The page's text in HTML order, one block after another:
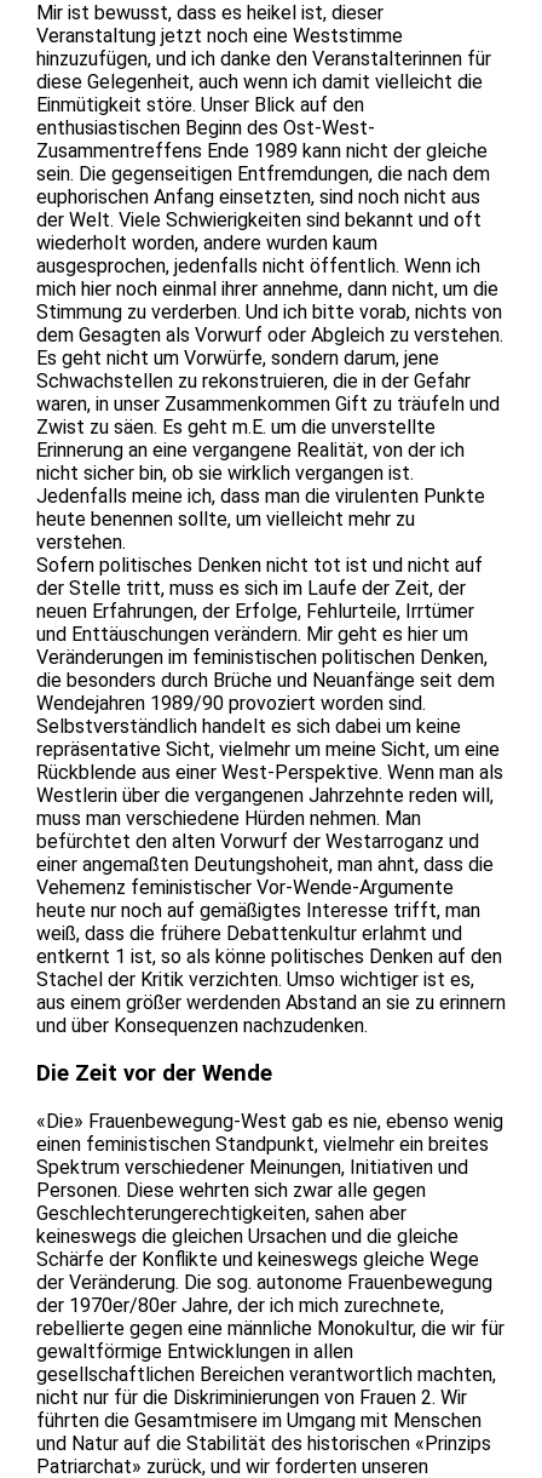
Mir ist bewusst, dass es heikel ist, dieser
Veranstaltung jetzt noch eine Weststimme
hinzuzufügen, und ich danke den Veranstalterinnen für
diese Gelegenheit, auch wenn ich damit vielleicht die
Einmütigkeit störe. Unser Blick auf den
enthusiastischen Beginn des Ost-West-
Zusammentreffens Ende 1989 kann nicht der gleiche
sein. Die gegenseitigen Entfremdungen, die nach dem
euphorischen Anfang einsetzten, sind noch nicht aus
der Welt. Viele Schwierigkeiten sind bekannt und oft
wiederholt worden, andere wurden kaum
ausgesprochen, jedenfalls nicht öffentlich. Wenn ich
mich hier noch einmal ihrer annehme, dann nicht, um die
Stimmung zu verderben. Und ich bitte vorab, nichts von
dem Gesagten als Vorwurf oder Abgleich zu verstehen.
Es geht nicht um Vorwürfe, sondern darum, jene
Schwachstellen zu rekonstruieren, die in der Gefahr
waren, in unser Zusammenkommen Gift zu träufeln und
Zwist zu säen. Es geht m.E. um die unverstellte
Erinnerung an eine vergangene Realität, von der ich
nicht sicher bin, ob sie wirklich vergangen ist.
Jedenfalls meine ich, dass man die virulenten Punkte
heute benennen sollte, um vielleicht mehr zu
verstehen.
Sofern politisches Denken nicht tot ist und nicht auf
der Stelle tritt, muss es sich im Laufe der Zeit, der
neuen Erfahrungen, der Erfolge, Fehlurteile, Irrtümer
und Enttäuschungen verändern. Mir geht es hier um
Veränderungen im feministischen politischen Denken,
die besonders durch Brüche und Neuanfänge seit dem
Wendejahren 1989/90 provoziert worden sind.
Selbstverständlich handelt es sich dabei um keine
repräsentative Sicht, vielmehr um meine Sicht, um eine
Rückblende aus einer West-Perspektive. Wenn man als
Westlerin über die vergangenen Jahrzehnte reden will,
muss man verschiedene Hürden nehmen. Man
befürchtet den alten Vorwurf der Westarroganz und
einer angemaßten Deutungshoheit, man ahnt, dass die
Vehemenz feministischer Vor-Wende-Argumente
heute nur noch auf gemäßigtes Interesse trifft, man
weiß, dass die frühere Debattenkultur erlahmt und
entkernt 1 ist, so als könne politisches Denken auf den
Stachel der Kritik verzichten. Umso wichtiger ist es,
aus einem größer werdenden Abstand an sie zu erinnern
und über Konsequenzen nachzudenken.
Die Zeit vor der Wende
«Die» Frauenbewegung-West gab es nie, ebenso wenig
einen feministischen Standpunkt, vielmehr ein breites
Spektrum verschiedener Meinungen, Initiativen und
Personen. Diese wehrten sich zwar alle gegen
Geschlechterungerechtigkeiten, sahen aber
keineswegs die gleichen Ursachen und die gleiche
Schärfe der Konflikte und keineswegs gleiche Wege
der Veränderung. Die sog. autonome Frauenbewegung
der 1970er/80er Jahre, der ich mich zurechnete,
rebellierte gegen eine männliche Monokultur, die wir für
gewaltförmige Entwicklungen in allen
gesellschaftlichen Bereichen verantwortlich machten,
nicht nur für die Diskriminierungen von Frauen 2. Wir
führten die Gesamtmisere im Umgang mit Menschen
und Natur auf die Stabilität des historischen «Prinzips
Patriarchat» zurück, und wir forderten unseren